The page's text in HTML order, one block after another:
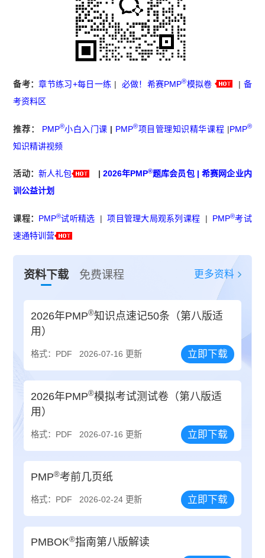
备考：章节练习+每日一练 | 必做！希赛PMP®模拟卷 | 备
考资料区
推荐： PMP®小白入门课 | PMP®项目管理知识精华课程 |PMP®
知识精讲视频
活动： 新人礼包 | 2026年PMP®题库会员包 | 希赛网企业内
训公益计划
课程： PMP®试听精选 |项目管理大局观系列课程 | PMP®考试
速通特训营
资料下载 免费课程 更多资料
2026年PMP®知识点速记50条（第八版适
用）
格式：PDF 2026-07-16 更新 立即下载
2026年PMP®模拟考试测试卷（第八版适
用）
格式：PDF 2026-07-16 更新 立即下载
PMP®考前几页纸
格式：PDF 2026-02-24 更新 立即下载
PMBOK®指南第八版解读